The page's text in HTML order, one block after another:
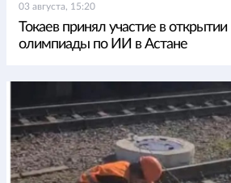
03 августа, 15:20
Токаев принял участие в
олимпиады по ИИ в Астане